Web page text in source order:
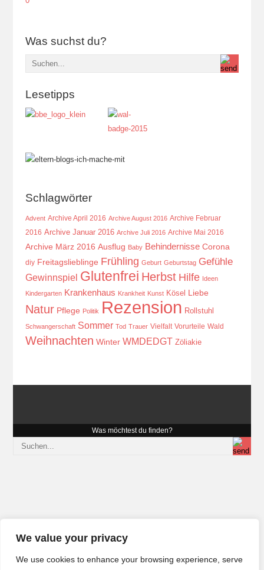
We value your privacy
We use cookies to enhance your browsing experience, serve
Was suchst du?
Lesetipps
Schlagwörter
Advent Archive April 2016 Archive August 2016 Archive Februar
2016 Archive Januar 2016 Archive Juli 2016 Archive Mai 2016
Archive März 2016 Ausflug Baby Behindernisse Corona
diy Freitagslieblinge Frühling Geburt Geburtstag Gefühle
Gewinnspiel Glutenfrei Herbst Hilfe Ideen
Kindergarten Krankenhaus Krankheit Kunst Kösel Liebe
Natur Pflege Politik Rezension Rollstuhl
Schwangerschaft Sommer Tod Trauer Vielfalt Vorurteile Wald
Weihnachten Winter WMDEDGT Zöliakie
Was möchtest du finden?